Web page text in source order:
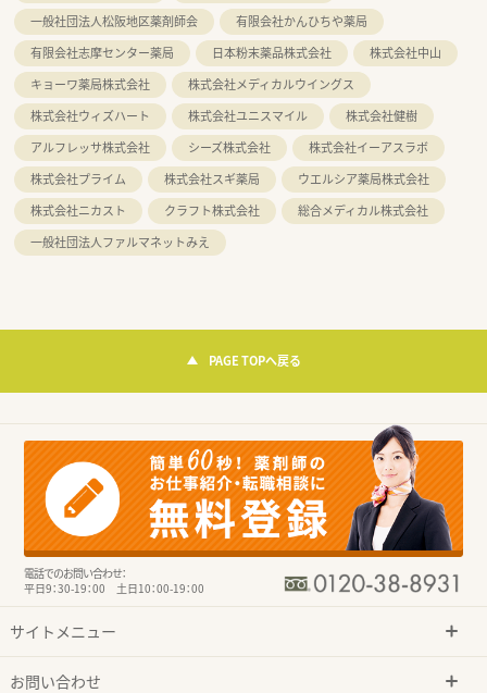
一般社団法人松阪地区薬剤師会
有限会社かんひちや薬局
有限会社志摩センター薬局
日本粉末薬品株式会社
株式会社中山
キョーワ薬局株式会社
株式会社メディカルウイングス
株式会社ウィズハート
株式会社ユニスマイル
株式会社健樹
アルフレッサ株式会社
シーズ株式会社
株式会社イーアスラボ
株式会社プライム
株式会社スギ薬局
ウエルシア薬局株式会社
株式会社ニカスト
クラフト株式会社
総合メディカル株式会社
一般社団法人ファルマネットみえ
PAGE TOPへ戻る
電話でのお問い合わせ：
平日9：30-19：00 土日10：00-19：00
サイトメニュー
お問い合わせ